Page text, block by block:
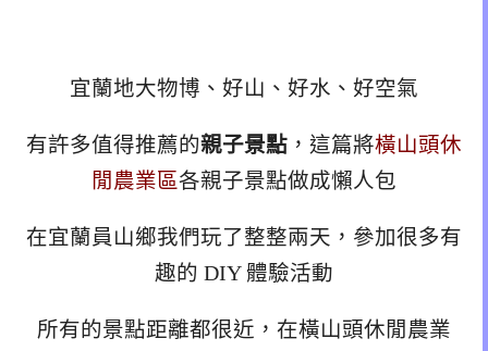
宜蘭地大物博、好山、好水、好空氣
有許多值得推薦的親子景點 ，這篇將橫山頭休
閒農業區各親子景點做成懶人包
在宜蘭員山鄉我們玩了整整兩天，參加很多有
趣的 DIY 體驗活動
所有的景點距離都很近，在橫山頭休閒農業